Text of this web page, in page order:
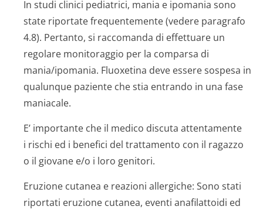
In studi clinici pediatrici, mania e ipomania sono
state riportate frequentemente (vedere paragrafo
4.8). Pertanto, si raccomanda di effettuare un
regolare monitoraggio per la comparsa di
mania/ipomania. Fluoxetina deve essere sospesa in
qualunque paziente che stia entrando in una fase
maniacale.
E’ importante che il medico discuta attentamente
i rischi ed i benefici del trattamento con il ragazzo
o il giovane e/o i loro genitori.
Eruzione cutanea e reazioni allergiche: Sono stati
riportati eruzione cutanea, eventi anafilattoidi ed